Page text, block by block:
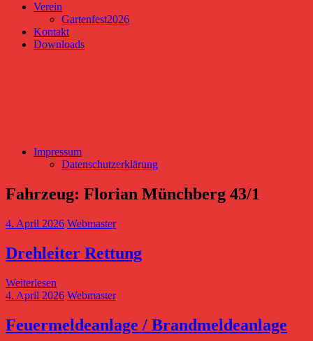
Verein
Gartenfest2026
Kontakt
Downloads
Impressum
Datenschutzerklärung
Fahrzeug: Florian Münchberg 43/1
4. April 2026 Webmaster
Drehleiter Rettung
Weiterlesen
4. April 2026 Webmaster
Feuermeldeanlage / Brandmeldeanlage